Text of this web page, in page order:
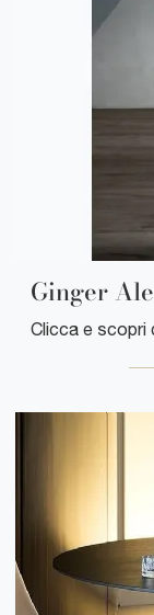
Ginger Ale